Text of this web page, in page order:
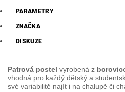
PARAMETRY
ZNAČKA
DISKUZE
Patrová postel vyrobená z
vhodná pro každý dětský a
své variabilitě najít i na chalupě či